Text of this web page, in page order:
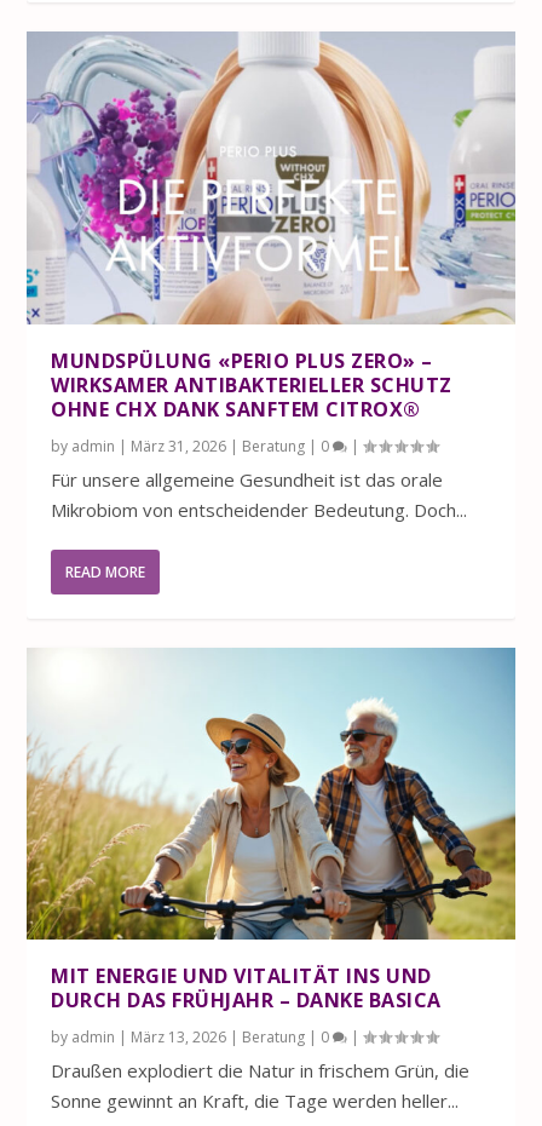
MUNDSPÜLUNG «PERIO PLUS ZERO» –
WIRKSAMER ANTIBAKTERIELLER SCHUTZ
OHNE CHX DANK SANFTEM CITROX®
by admin | März 31, 2026 | Beratung | 0 |
Für unsere allgemeine Gesundheit ist das orale
Mikrobiom von entscheidender Bedeutung. Doch...
READ MORE
MIT ENERGIE UND VITALITÄT INS UND
DURCH DAS FRÜHJAHR – DANKE BASICA
by admin | März 13, 2026 | Beratung | 0 |
Draußen explodiert die Natur in frischem Grün, die
Sonne gewinnt an Kraft, die Tage werden heller...